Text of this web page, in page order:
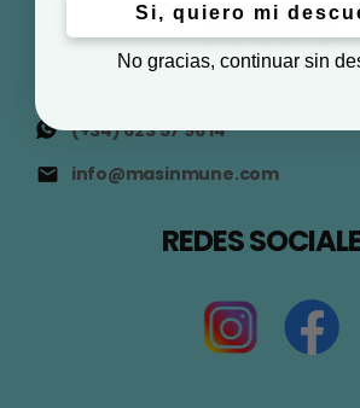
(+34) 623 57 96 14
info@masinmune.com
REDES
Si, quiero mi
No gracias, continuar sin